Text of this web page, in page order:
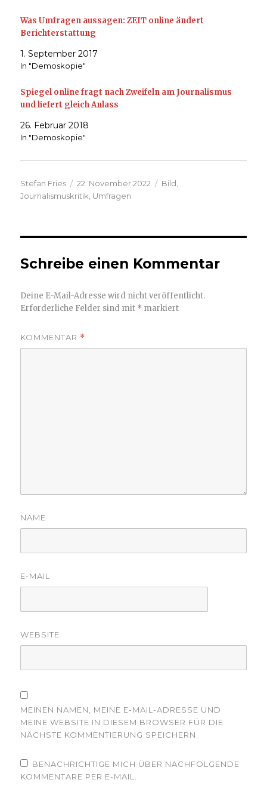
Was Umfragen aussagen: ZEIT online ändert
Berichterstattung
1. September 2017
In "Demoskopie"
Spiegel online fragt nach Zweifeln am Journalismus
und liefert gleich Anlass
26. Februar 2018
In "Demoskopie"
Autor
Stefan Fries
Veröffentlicht
am
22. November 2022 Kategorien
Bild
Journalismuskritik Umfragen
Schreibe einen Kommentar
Deine E-Mail-Adresse wird nicht veröffentlicht.
Erforderliche Felder sind mit * markiert
KOMMENTAR *
NAME
E-MAIL
WEBSITE
MEINEN NAMEN, MEINE E-MAIL-ADRESSE UND
MEINE WEBSITE IN DIESEM BROWSER FÜR DIE
NÄCHSTE KOMMENTIERUNG SPEICHERN.
BENACHRICHTIGE MICH ÜBER NACHFOLGENDE
KOMMENTARE PER E-MAIL.